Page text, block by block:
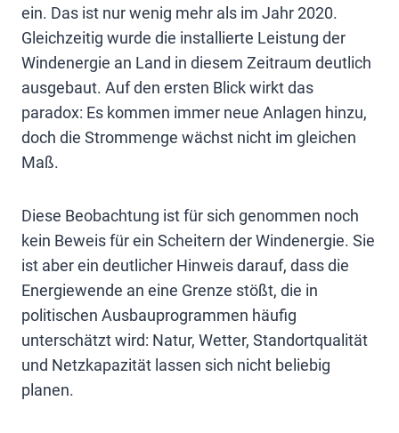
ein. Das ist nur wenig mehr als im Jahr 2020.
Gleichzeitig wurde die installierte Leistung der
Windenergie an Land in diesem Zeitraum deutlich
ausgebaut. Auf den ersten Blick wirkt das
paradox: Es kommen immer neue Anlagen hinzu,
doch die Strommenge wächst nicht im gleichen
Maß.
Diese Beobachtung ist für sich genommen noch
kein Beweis für ein Scheitern der Windenergie. Sie
ist aber ein deutlicher Hinweis darauf, dass die
Energiewende an eine Grenze stößt, die in
politischen Ausbauprogrammen häufig
unterschätzt wird: Natur, Wetter, Standortqualität
und Netzkapazität lassen sich nicht beliebig
planen.